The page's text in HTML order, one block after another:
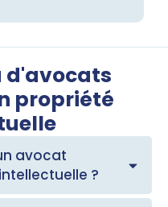
d'avocats
propriété
avocat
?